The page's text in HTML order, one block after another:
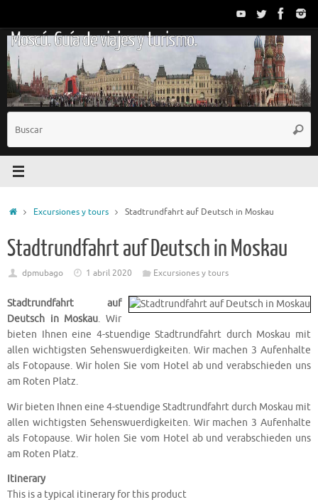
contenido
Moscú. Guía de viajes y turismo.
InicioExcursiones y tours Stadtrundfahrt auf Deutsch in Moskau
Stadtrundfahrt auf Deutsch in Moskau
dpmubago 1 abril 2020 Excursiones y tours
Stadtrundfahrt auf
Deutsch in Moskau. Wir
bieten Ihnen eine 4-stuendige Stadtrundfahrt durch Moskau mit
allen wichtigsten Sehenswuerdigkeiten. Wir machen 3 Aufenhalte
als Fotopause. Wir holen Sie vom Hotel ab und verabschieden uns
am Roten Platz.
Wir bieten Ihnen eine 4-stuendige Stadtrundfahrt durch Moskau mit
allen wichtigsten Sehenswuerdigkeiten. Wir machen 3 Aufenhalte
als Fotopause. Wir holen Sie vom Hotel ab und verabschieden uns
am Roten Platz.
Itinerary
This is a typical itinerary for this product